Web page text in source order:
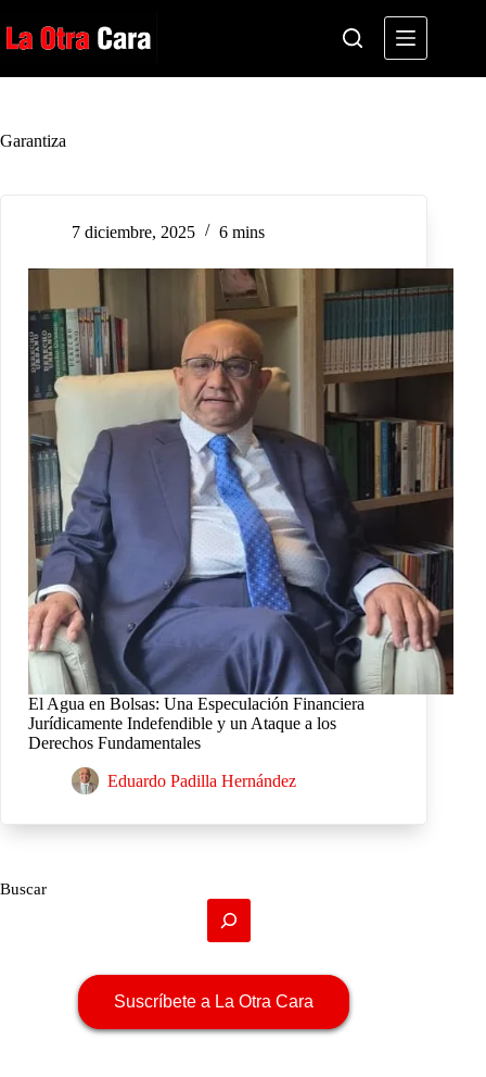
al
contenido
Garantiza
7 diciembre, 2025 6 mins
El Agua en Bolsas: Una Especulación Financiera
Jurídicamente Indefendible y un Ataque a los
Derechos Fundamentales
Eduardo Padilla Hernández
Buscar
Suscríbete a La Otra Cara